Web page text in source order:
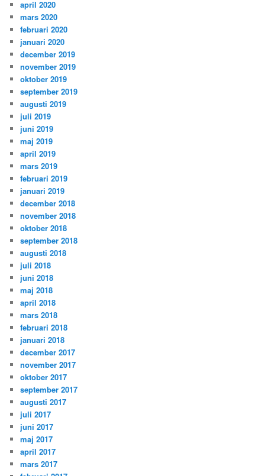
april 2020
mars 2020
februari 2020
januari 2020
december 2019
november 2019
oktober 2019
september 2019
augusti 2019
juli 2019
juni 2019
maj 2019
april 2019
mars 2019
februari 2019
januari 2019
december 2018
november 2018
oktober 2018
september 2018
augusti 2018
juli 2018
juni 2018
maj 2018
april 2018
mars 2018
februari 2018
januari 2018
december 2017
november 2017
oktober 2017
september 2017
augusti 2017
juli 2017
juni 2017
maj 2017
april 2017
mars 2017